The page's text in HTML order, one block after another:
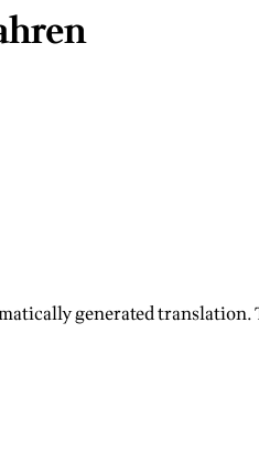
generated